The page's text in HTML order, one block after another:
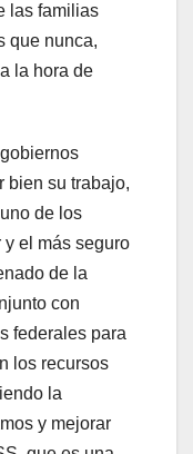
las familias
que nunca,
la hora de
bien su trabajo,
de los
el más seguro
de la
con
federales para
los recursos
la
y mejorar